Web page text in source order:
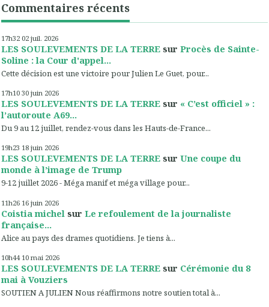
Commentaires récents
17h32 02 juil. 2026
LES SOULEVEMENTS DE LA TERRE sur Procès de Sainte-
Soline : la Cour d'appel...
Cette décision est une victoire pour Julien Le Guet, pour...
17h10 30 juin 2026
LES SOULEVEMENTS DE LA TERRE sur « C’est officiel » :
l’autoroute A69...
Du 9 au 12 juillet, rendez-vous dans les Hauts-de-France...
19h23 18 juin 2026
LES SOULEVEMENTS DE LA TERRE sur Une coupe du
monde à l’image de Trump
9-12 juillet 2026 - Méga manif et méga village pour...
11h26 16 juin 2026
Coistia michel sur Le refoulement de la journaliste
française...
Alice au pays des drames quotidiens. Je tiens à...
10h44 10 mai 2026
LES SOULEVEMENTS DE LA TERRE sur Cérémonie du 8
mai à Vouziers
SOUTIEN A JULIEN Nous réaffirmons notre soutien total à...